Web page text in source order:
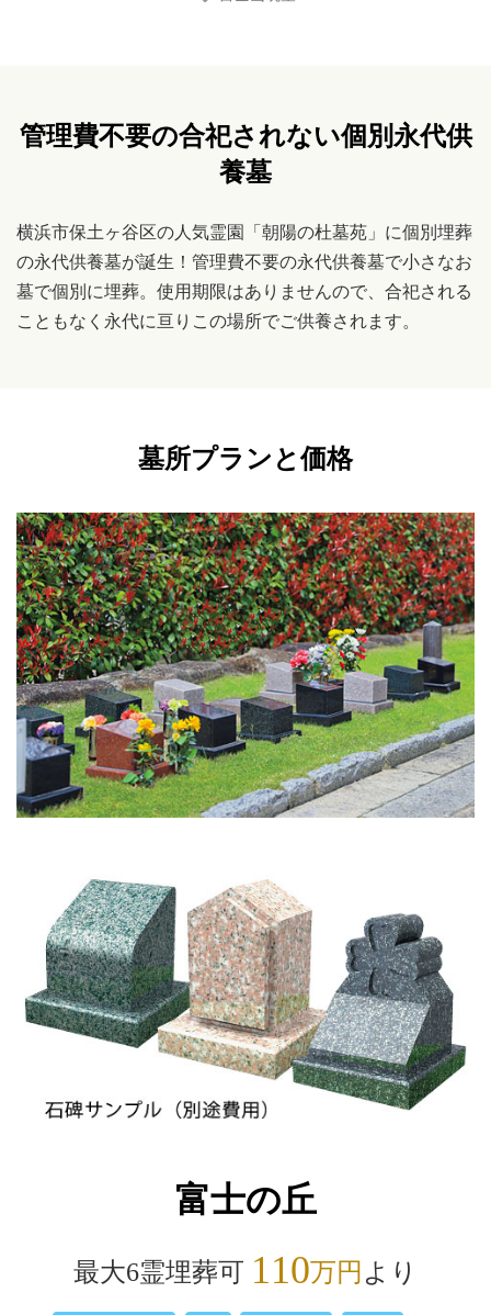
管理費不要の合祀されない個別永代供
養墓
横浜市保土ヶ谷区の人気霊園「朝陽の杜墓苑」に個別埋葬
の永代供養墓が誕生！管理費不要の永代供養墓で小さなお
墓で個別に埋葬。使用期限はありませんので、合祀される
こともなく永代に亘りこの場所でご供養されます。
墓所プランと価格
富士の丘
最大6霊埋葬可 110万円 より